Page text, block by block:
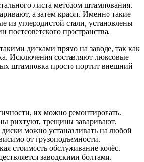
листа методом штампования.
а затем красят. Именно такие
из углеродистой стали, установлены
постсоветского пространства.
дисками прямо на заводе, так как
Исключения составляют люксовые
штамповка просто портит внешний
их можно ремонтировать.
рихтуют, трещины заваривают.
можно устанавливать на любой
от грузоподъемности.
стоимость обслуживание колёс.
заводскими болтами.